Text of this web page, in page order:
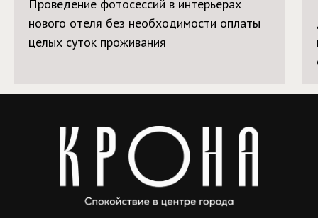
Проведение фотосессий в интерьерах
нового отеля без необходимости оплаты
целых суток проживания